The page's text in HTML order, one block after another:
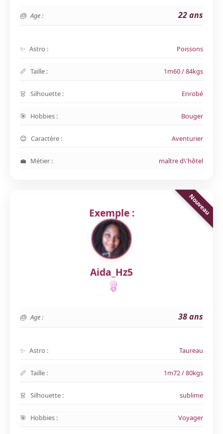
Age : 22 ans
Astro : Poissons
Taille : 1m60 / 84kgs
Silhouette : Enrobé
Hobbies : Bouger
Caractère : Aventurier
Métier : maître d\'hôtel
Exemple :
Aida_Hz5
Age : 38 ans
Astro : Taureau
Taille : 1m72 / 80kgs
Silhouette : sublime
Hobbies : Voyager